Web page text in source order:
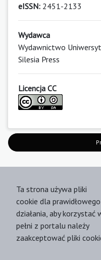
eISSN: 2451-2133
Wydawca
Wydawnictwo
Silesia Press
Licencja CC
Wydawca
Wydawnictwo
ul. Jordana 18
40-043 Katowice
e-mail:
Ta strona używa pliki
cookie dla prawidłowego
działania, aby korzystać
pełni z portalu należy
zaakceptować pliki